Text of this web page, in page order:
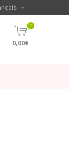
0
0,00€